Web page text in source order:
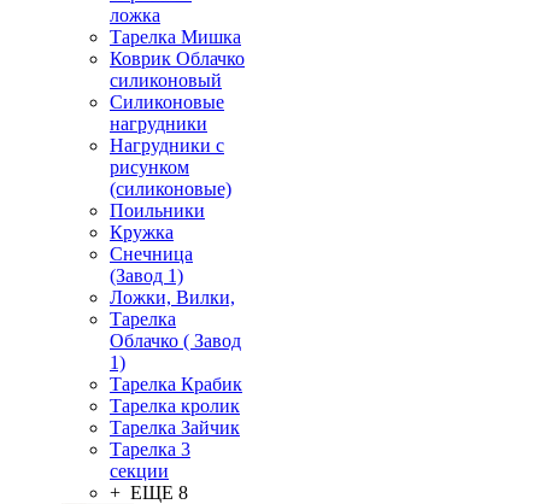
ложка
Тарелка Мишка
Коврик Облачко
силиконовый
Силиконовые
нагрудники
Нагрудники с
рисунком
(силиконовые)
Поильники
Кружка
Снечница
(Завод 1)
Ложки, Вилки,
Тарелка
Облачко ( Завод
1)
Тарелка Крабик
Тарелка кролик
Тарелка Зайчик
Тарелка 3
секции
+ ЕЩЕ 8